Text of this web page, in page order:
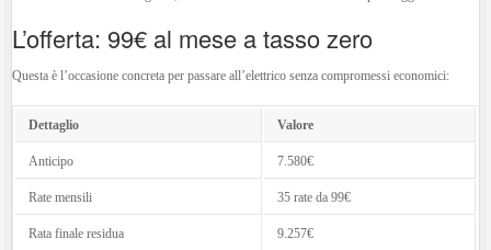
L’offerta: 99€ al mese a tasso zero
Questa è l’occasione concreta per passare all’elettrico senza compromessi economici:
Dettaglio Valore
Anticipo 7.580€
Rate mensili 35 rate da 99€
Rata finale residua 9.257€